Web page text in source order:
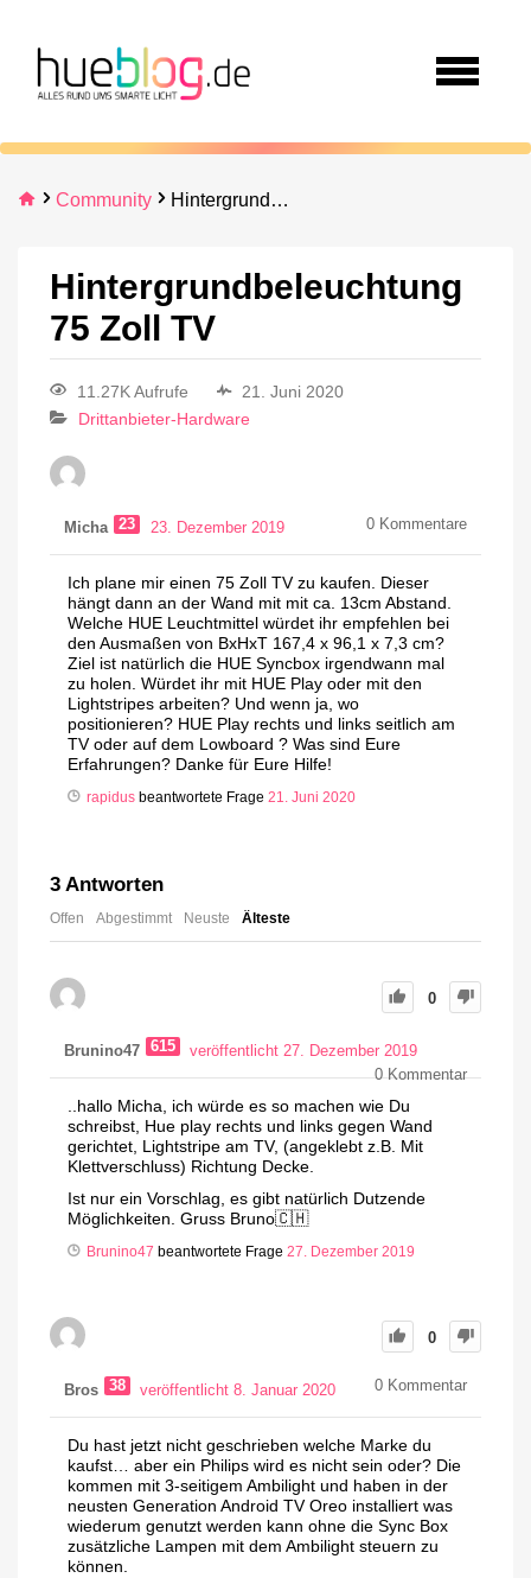
Community Hintergrundbeleuchtung 75 Zoll TV
Hintergrundbeleuchtung
75 Zoll TV
11.27K Aufrufe
21. Juni 2020
Drittanbieter-Hardware
Micha 23 23. Dezember 2019 0 Kommentare
Ich plane mir einen 75 Zoll TV zu kaufen. Dieser
hängt dann an der Wand mit mit ca. 13cm Abstand.
Welche HUE Leuchtmittel würdet ihr empfehlen bei
den Ausmaßen von BxHxT 167,4 x 96,1 x 7,3 cm?
Ziel ist natürlich die HUE Syncbox irgendwann mal
zu holen. Würdet ihr mit HUE Play oder mit den
Lightstripes arbeiten? Und wenn ja, wo
positionieren? HUE Play rechts und links seitlich am
TV oder auf dem Lowboard ? Was sind Eure
Erfahrungen? Danke für Eure Hilfe!
rapidus beantwortete Frage 21. Juni 2020
3 Antworten
Offen Abgestimmt Neuste Älteste
0
Brunino47 615
veröffentlicht 27. Dezember 2019
0Kommentar
..hallo Micha, ich würde es so machen wie Du
schreibst, Hue play rechts und links gegen Wand
gerichtet, Lightstripe am TV, (angeklebt z.B. Mit
Klettverschluss) Richtung Decke.
Ist nur ein Vorschlag, es gibt natürlich Dutzende
Möglichkeiten. Gruss Bruno🇨🇭
Brunino47 beantwortete Frage 27. Dezember 2019
0
Bros 38 veröffentlicht 8. Januar 2020 0 Kommentar
Du hast jetzt nicht geschrieben welche Marke du
kaufst… aber ein Philips wird es nicht sein oder? Die
kommen mit 3-seitigem Ambilight und haben in der
neusten Generation Android TV Oreo installiert was
wiederum genutzt werden kann ohne die Sync Box
zusätzliche Lampen mit dem Ambilight steuern zu
können.